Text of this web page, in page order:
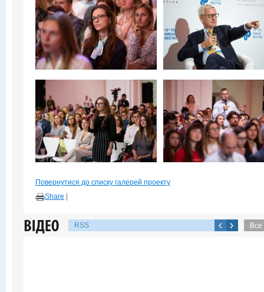
Повернутися до списку галерей проекту
Share
RSS